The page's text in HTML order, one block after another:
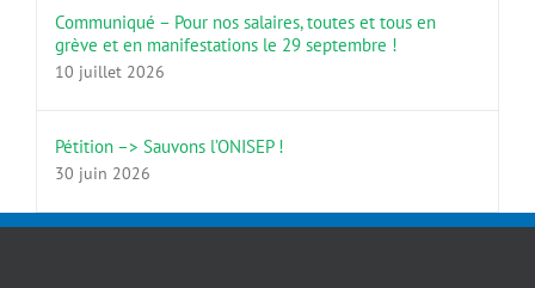
Communiqué – Pour nos salaires, toutes et tous en
grève et en manifestations le 29 septembre !
10 juillet 2026
Pétition –> Sauvons l’ONISEP !
30 juin 2026